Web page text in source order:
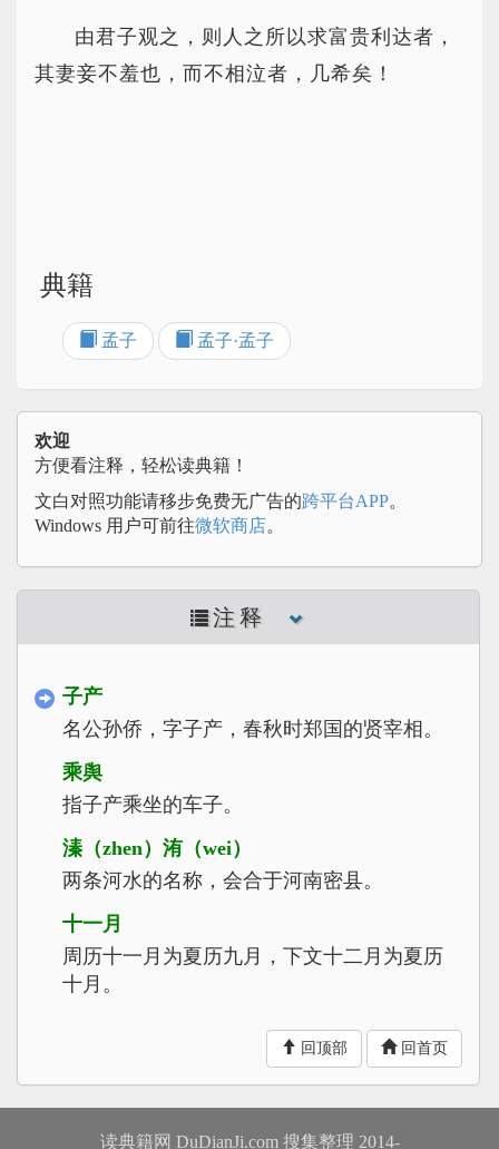
由君子观之，则人之所以求富贵利达者，
其妻妾不羞也，而不相泣者，几希矣！
典籍
孟子 孟子·孟子
欢迎
方便看注释，轻松读典籍！
文白对照功能请移步免费无广告的跨平台APP。
Windows 用户可前往微软商店。
注释
子产
名公孙侨，字子产，春秋时郑国的贤宰相。
乘舆
指子产乘坐的车子。
溱（zhen）洧（wei）
两条河水的名称，会合于河南密县。
十一月
周历十一月为夏历九月，下文十二月为夏历
十月。
可供人徒步行走的小桥。
舆梁
能通车马的大桥。
回顶部 回首页
读典籍网 DuDianJi.com 搜集整理 2014-